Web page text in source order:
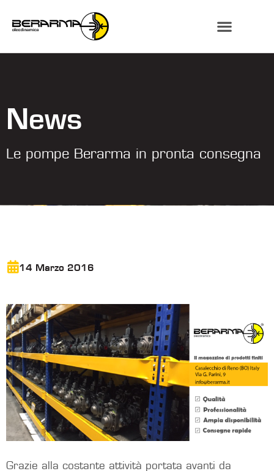
News
Le pompe Berarma in pronta consegna
14 Marzo 2016
Grazie alla costante attività portata avanti da